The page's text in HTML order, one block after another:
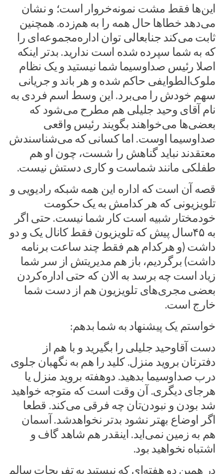
این‌ها فقط مشت نمونه‌خروار است؛ و نشان
می‌دهد خطا‌ها حال همه را به هم‌زده. همچنین
ثابت می‌کند جنابعالی توان اداره‌مجموعه‌ای را
که به شما سپرده شده است ندارید. بدتر اینکه
اصلا رئیس صداوسیما شما نیستید و یک نظام
ملوک‌الطوایفی حاکم شده و هر باند و جریانی
سهم خودش را می‌برد. این وسط اسم فردی به
نام آقای وحید جلیلی هم مطرح می‌شود که
بعضی‌ها می‌خواهند بگویند رئیس واقعی
صداوسیما اوست. اما کسانی که می‌شناسندش
معتقدند نباید گناهش را شست، چون او هم
طفلکی مانند شماست و کاری دستش نیست.
قصه آن است که اداره این همه شبکه رادیویی و
تلویزیونی که هر کدامش به یک حکومت
خودمختار شبیه است کار شما نیست. حتی اگر
به ۴۵سال پیش که تلویزیون فقط کانال یک و دو
داشت (و هرکدام هم فقط چند ساعت برنامه
داشت) برگردیم، باز هم مدیریتش از سر شما
زیاد است چه برسد به الان که حتی اداره‌کردن
بعضی مجری‌های تلویزیون هم از دست شما
خارج است.
خواستم یک پیشنهاد به شما بدهم:
دست آقاوحید جلیلی را بگیرید و با هم از
دفترتان بروید منزل. کلید را هم به نگهبان جلوی
درب صداوسیما بدهید. دوهفته بروید منزل یا
هرجای دیگری. آن وقت است که متوجه خواهید
شد بودن و نبودن‌تان چه فرقی می‌کند. قطعا
اگر اوضاع بهتر نشود بدتر نخواهدشد. آسمان
هم به زمین نمی‌اید. اینقدر هم شاهد گاف و
اشتباه نخواهید بود.
در همین دو هفته‌ای که نیستید به تفریحات سالم